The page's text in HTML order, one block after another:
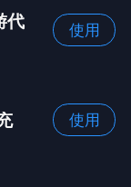
代
使用
使用